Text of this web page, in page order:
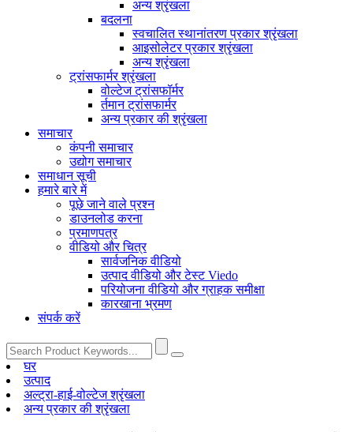
अन्य श्रृंखला
बदलना
स्वचालित स्थानांतरण प्रकार श्रृंखला
आइसोलेटर प्रकार श्रृंखला
अन्य श्रृंखला
ट्रांसफार्मर श्रृंखला
वोल्टेज ट्रांसफॉर्मर
र्तमान ट्रांसफार्मर
अन्य प्रकार की श्रृंखला
समाचार
कंपनी समाचार
उद्योग समाचार
समाधान सूची
हमारे बारे में
पूछे जाने वाले प्रश्न
डाउनलोड करना
प्रमाणपत्र
वीडियो और चित्र
सार्वजनिक वीडियो
उत्पाद वीडियो और टेस्ट Viedo
परियोजना वीडियो और ग्राहक समीक्षा
कारखाना भ्रमण
संपर्क करें
घर
उत्पाद
अल्ट्रा-हाई-वोल्टेज श्रृंखला
अन्य प्रकार की श्रृंखला